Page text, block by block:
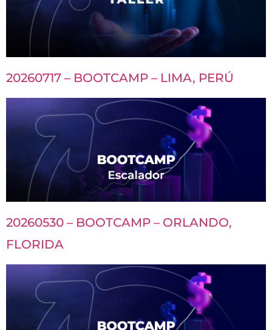
20260717 – BOOTCAMP – LIMA, PERÚ
20260530 – BOOTCAMP – ORLANDO,
FLORIDA